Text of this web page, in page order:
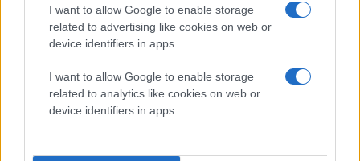
I want to allow Google to enable storage
related to advertising like cookies on web or
device identifiers in apps.
I want to allow Google to enable storage
related to analytics like cookies on web or
device identifiers in apps.
Πρόσθεσέ το στηνGoogle
ΔΙΕΘΝΗ